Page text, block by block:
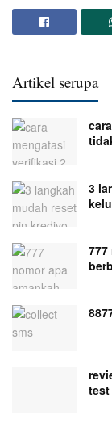
Artikel serupa
3
777